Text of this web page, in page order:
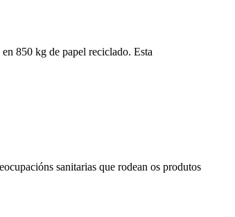
850 kg de papel reciclado. Esta
sanitarias que rodean os produtos